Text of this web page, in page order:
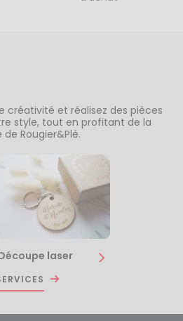
créativité et réalisez des pièces
style, tout en profitant de la
Rougier&Plé.
laser